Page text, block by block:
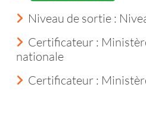
Niveau de sortie :
Certificateur :
nationale
Certificateur :